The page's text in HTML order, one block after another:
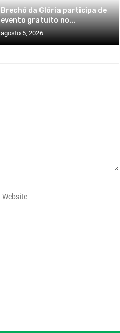
Brechó da Glória participa de
evento gratuito no...
agosto 5, 2026